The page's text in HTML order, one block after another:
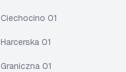
Ciechocino 01
Harcerska 01
Graniczna 01